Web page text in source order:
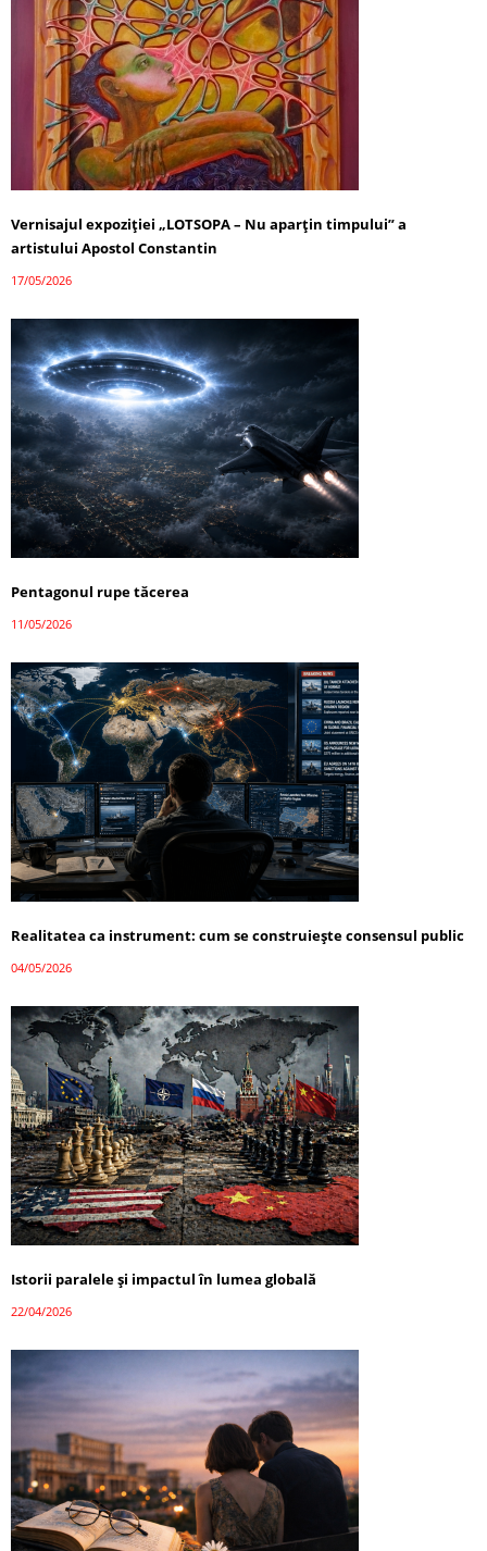
Vernisajul expoziției „LOTSOPA – Nu aparțin timpului” a
artistului Apostol Constantin
17/05/2026
Pentagonul rupe tăcerea
11/05/2026
Realitatea ca instrument: cum se construiește consensul public
04/05/2026
Istorii paralele și impactul în lumea globală
22/04/2026